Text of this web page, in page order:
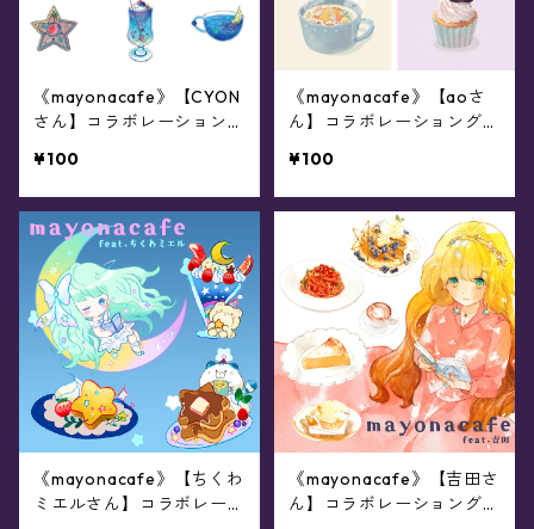
《mayonacafe》【CYON
さん】コラボレーショング
¥100
《mayonacafe》【aoさ
ん】コラボレーショングッ
¥100
《mayonacafe》【ちくわ
ミエルさん】コラボレーシ
《mayonacafe》【吉田さ
ん】コラボレーショングッ